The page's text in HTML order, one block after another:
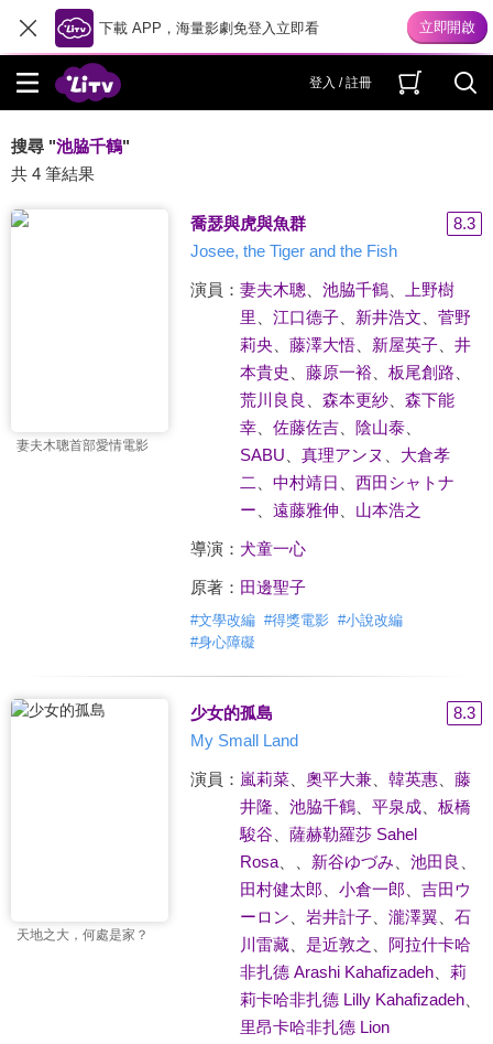
下載 APP，海量影劇免登入立即看
登入 / 註冊
搜尋 "池脇千鶴"
共 4 筆結果
妻夫木聰首部愛情電影
喬瑟與虎與魚群
8.3
Josee, the Tiger and the Fish
演員： 妻夫木聰 池脇千鶴、
上野樹
里
江口德子、 新井浩文
菅野
莉央、 藤澤大悟、 新屋英子、 井
本貴史
藤原一裕、 板尾創路
荒川良良
森本更紗、 森下能
幸、 佐藤佐吉、 陰山泰、
SABU
真理アンヌ
大倉孝
二
中村靖日
西田シャトナ
ー
遠藤雅伸 山本浩之
導演： 犬童一心
原著： 田邊聖子
#文學改編 #得獎電影 #小說改編
#身心障礙
天地之大，何處是家？
少女的孤島
8.3
My Small Land
演員： 嵐莉菜、 奧平大兼、 韓英惠、 藤
井隆
池脇千鶴、 平泉成、 板橋
駿谷
薩赫勒羅莎 Sahel
Rosa、 新谷ゆづみ 池田良
田村健太郎
小倉一郎
吉田ウ
ーロン
岩井計子、 瀧澤翼
石
川雷藏、 是近敦之
阿拉什卡哈
非扎德 Arashi Kahafizadeh、 莉
莉卡哈非扎德 Lilly Kahafizadeh、
里昂卡哈非扎德 Lion